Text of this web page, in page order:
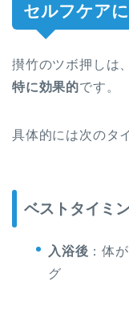
セルフケア
攅竹のツボ押しは、
特に効果的です。
具体的には次のタ
ベストタイミ
入浴後 ：体
グ